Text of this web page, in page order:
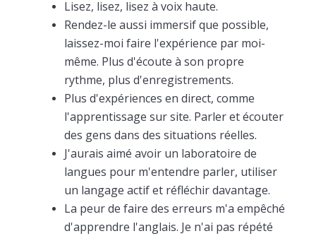
Lisez, lisez, lisez à voix haute.
Rendez-le aussi immersif que possible,
laissez-moi faire l'expérience par moi-
même. Plus d'écoute à son propre
rythme, plus d'enregistrements.
Plus d'expériences en direct, comme
l'apprentissage sur site. Parler et écouter
des gens dans des situations réelles.
J'aurais aimé avoir un laboratoire de
langues pour m'entendre parler, utiliser
un langage actif et réfléchir davantage.
La peur de faire des erreurs m'a empêché
d'apprendre l'anglais. Je n'ai pas répété